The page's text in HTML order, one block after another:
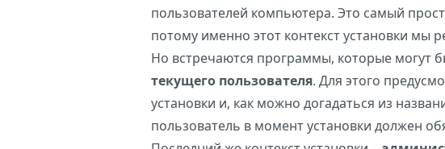
пользователей компьютера. Это самый
потому именно этот контекст установки мы
Но встречаются программы, которые могут
текущего пользователя. Для этого
установки и, как можно догадаться из
пользователь в момент установки должен